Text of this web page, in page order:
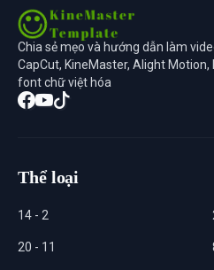
Chia sẻ mẹo và hướng dẫn làm
CapCut, KineMaster, Alight
font chữ việt hóa
Thể loại
14 - 2
20 - 11